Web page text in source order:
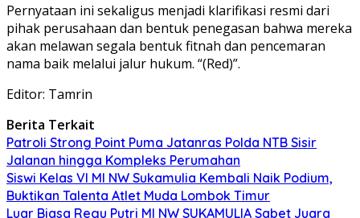
Pernyataan ini sekaligus menjadi klarifikasi resmi dari
pihak perusahaan dan bentuk penegasan bahwa mereka
akan melawan segala bentuk fitnah dan pencemaran
nama baik melalui jalur hukum. “(Red)”.
Editor: Tamrin
Berita Terkait
Patroli Strong Point Puma Jatanras Polda NTB Sisir
Jalanan hingga Kompleks Perumahan
Siswi Kelas VI MI NW Sukamulia Kembali Naik Podium,
Buktikan Talenta Atlet Muda Lombok Timur
Luar Biasa Regu Putri MI NW SUKAMULIA Sabet Juara